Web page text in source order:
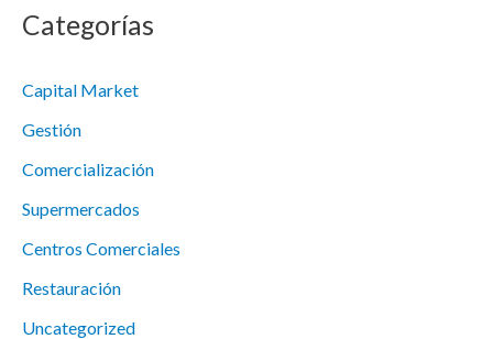
Categorías
Capital Market
Gestión
Comercialización
Supermercados
Centros Comerciales
Restauración
Uncategorized